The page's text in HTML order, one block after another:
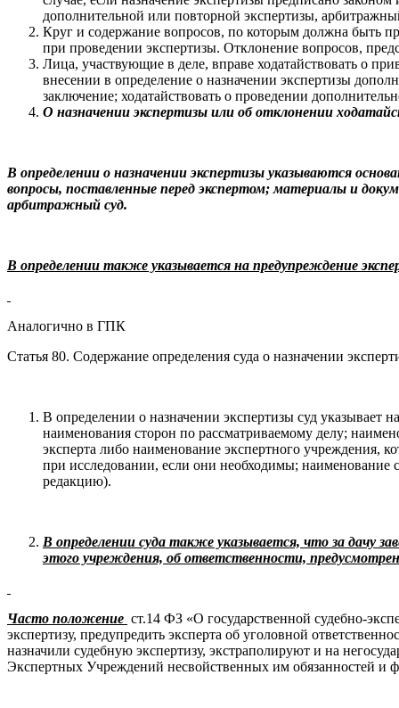
дополнительной или повторной экспертизы,
Круг и содержание вопросов, по которым должна быть
при проведении экспертизы. Отклонение вопросов,
Лица, участвующие в деле, вправе ходатайствовать о
внесении в определение о назначении экспертизы
заключение; ходатайствовать о проведении
О назначении экспертизы или об отклонении
В определении о назначении экспертизы указываются
вопросы, поставленные перед экспертом; материалы и
арбитражный суд.
В определении также указывается на предупреждение
Аналогично в ГПК
Статья 80. Содержание определения суда о назначении
В определении о назначении экспертизы суд указывает
наименования сторон по рассматриваемому делу;
эксперта либо наименование экспертного учреждения,
при исследовании, если они необходимы;
редакцию).
В определении суда также указывается, что за дачу
этого учреждения, об ответственности,
Часто положение ст.14 ФЗ «О государственной судебно-
экспертизу, предупредить эксперта об уголовной
назначили судебную экспертизу, экстраполируют и на
Экспертных Учреждений несвойственных им обязанностей и